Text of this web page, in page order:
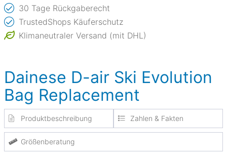
30 Tage Rückgaberecht
TrustedShops Käuferschutz
Klimaneutraler Versand (mit DHL)
Dainese D-air Ski Evolution
Bag Replacement
Produktbeschreibung Zahlen & Fakten
Größenberatung